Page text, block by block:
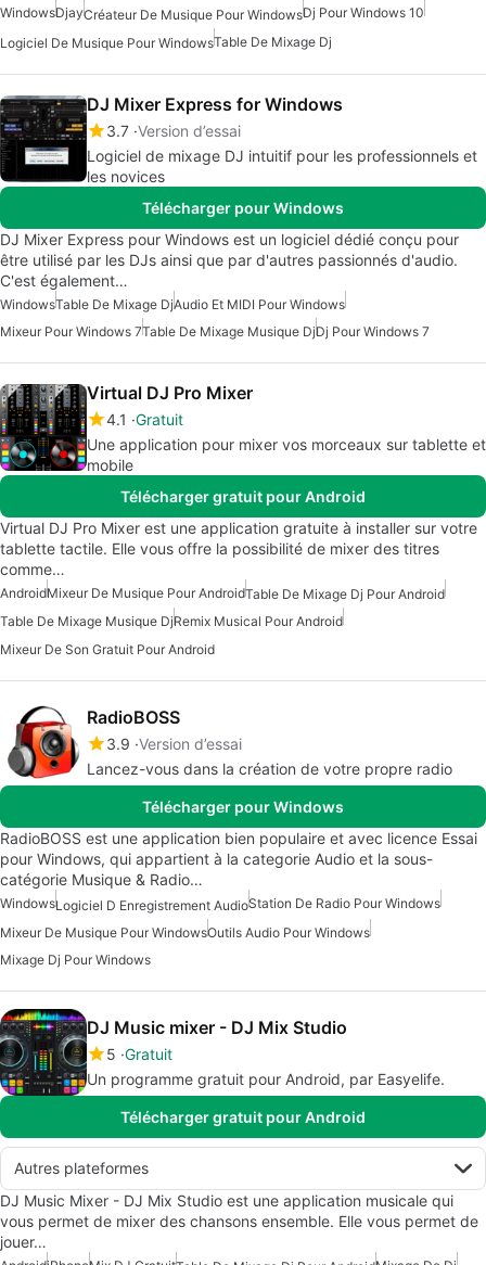
WindowsDjayCréateur De Musique Pour WindowsDj Pour Windows 10
Logiciel De Musique Pour WindowsTable De Mixage Dj
DJ Mixer Express for Windows
3.7 Version d’essai
Logiciel de mixage DJ intuitif pour les professionnels et
les novices
Télécharger pour Windows
DJ Mixer Express pour Windows est un logiciel dédié conçu pour
être utilisé par les DJs ainsi que par d'autres passionnés d'audio.
C'est également…
WindowsTable De Mixage DjAudio Et MIDI Pour Windows
Mixeur Pour Windows 7Table De Mixage Musique DjDj Pour Windows 7
Virtual DJ Pro Mixer
4.1 Gratuit
Une application pour mixer vos morceaux sur tablette et
mobile
Télécharger gratuit pour Android
Virtual DJ Pro Mixer est une application gratuite à installer sur votre
tablette tactile. Elle vous offre la possibilité de mixer des titres
comme…
AndroidMixeur De Musique Pour AndroidTable De Mixage Dj Pour Android
Table De Mixage Musique DjRemix Musical Pour Android
Mixeur De Son Gratuit Pour Android
RadioBOSS
3.9 Version d’essai
Lancez-vous dans la création de votre propre radio
Télécharger pour Windows
RadioBOSS est une application bien populaire et avec licence Essai
pour Windows, qui appartient à la categorie Audio et la sous-
catégorie Musique & Radio…
WindowsLogiciel D Enregistrement AudioStation De Radio Pour Windows
Mixeur De Musique Pour WindowsOutils Audio Pour Windows
Mixage Dj Pour Windows
DJ Music mixer - DJ Mix Studio
5 Gratuit
Un programme gratuit pour Android, par Easyelife.
Télécharger gratuit pour Android
Autres plateformes
DJ Music Mixer - DJ Mix Studio est une application musicale qui
vous permet de mixer des chansons ensemble. Elle vous permet de
jouer…